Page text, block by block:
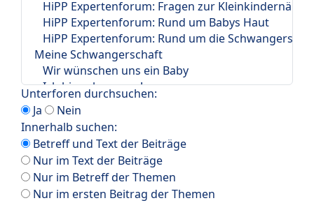
Unterforen durchsuchen:
Ja
Nein
Innerhalb suchen:
Betreff und Text der Beiträge
Nur im Text der Beiträge
Nur im Betreff der Themen
Nur im ersten Beitrag der Themen